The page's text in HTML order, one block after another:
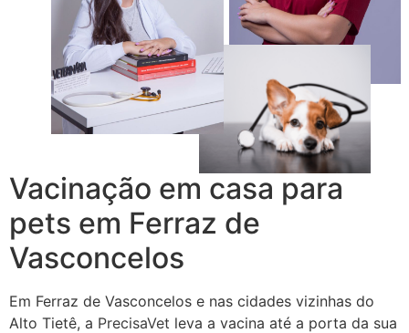
Vacinação em casa para
pets em Ferraz de
Vasconcelos
Em Ferraz de Vasconcelos e nas cidades vizinhas do
Alto Tietê, a PrecisaVet leva a vacina até a porta da sua